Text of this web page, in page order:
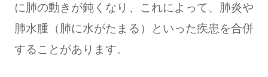
に肺の動きが鈍くなり、これによって、肺炎や
肺水腫（肺に水がたまる）といった疾患を合併
することがあります。